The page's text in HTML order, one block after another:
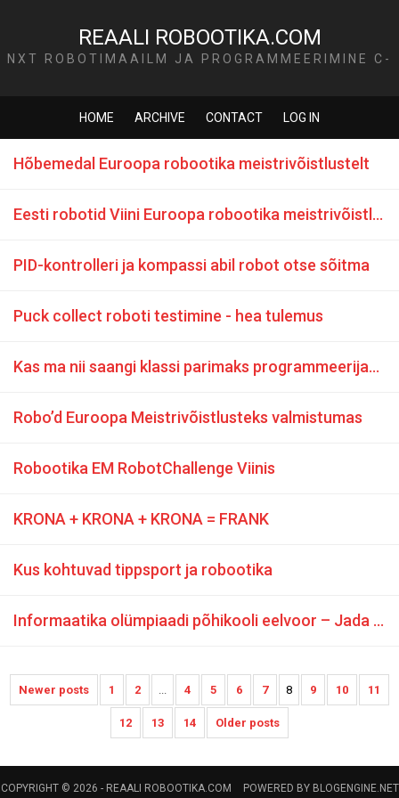
REAALI ROBOOTIKA.COM
NXT ROBOTIMAAILM JA PROGRAMMEERIMINE C-
HOME ARCHIVE CONTACT LOG IN
Hõbemedal Euroopa robootika meistrivõistlustelt
Eesti robotid Viini Euroopa robootika meistrivõistlustele
PID-kontrolleri ja kompassi abil robot otse sõitma
Puck collect roboti testimine - hea tulemus
Kas ma nii saangi klassi parimaks programmeerijaks?
Robo’d Euroopa Meistrivõistlusteks valmistumas
Robootika EM RobotChallenge Viinis
KRONA + KRONA + KRONA = FRANK
Kus kohtuvad tippsport ja robootika
Informaatika olümpiaadi põhikooli eelvoor – Jada seest numbri leidmine
Newer posts 1 2 ... 4 5 6 7 8 9 10 11
12 13 14 Older posts
COPYRIGHT © 2026 - REAALI ROBOOTIKA.COM POWERED BY BLOGENGINE.NET